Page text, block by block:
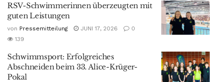
RSV-Schwimmerinnen überzeugten mit
guten Leistungen
von Pressemitteilung JUNI 17, 2026
0
139
Schwimmsport: Erfolgreiches
Abschneiden beim 33. Alice-Krüger-
Pokal